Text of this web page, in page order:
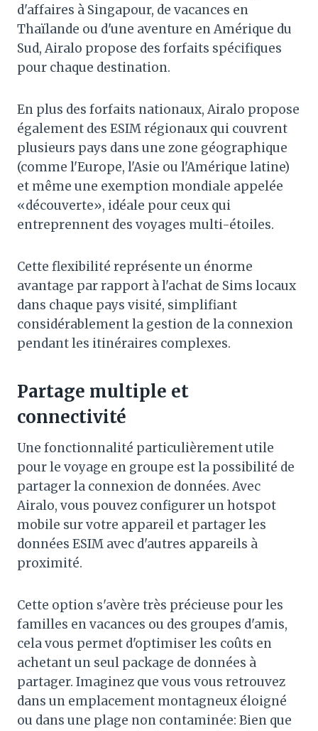
d'affaires à Singapour, de vacances en
Thaïlande ou d'une aventure en Amérique du
Sud, Airalo propose des forfaits spécifiques
pour chaque destination.
En plus des forfaits nationaux, Airalo propose
également des ESIM régionaux qui couvrent
plusieurs pays dans une zone géographique
(comme l'Europe, l'Asie ou l'Amérique latine)
et même une exemption mondiale appelée
«découverte», idéale pour ceux qui
entreprennent des voyages multi-étoiles.
Cette flexibilité représente un énorme
avantage par rapport à l'achat de Sims locaux
dans chaque pays visité, simplifiant
considérablement la gestion de la connexion
pendant les itinéraires complexes.
Partage multiple et
connectivité
Une fonctionnalité particulièrement utile
pour le voyage en groupe est la possibilité de
partager la connexion de données. Avec
Airalo, vous pouvez configurer un hotspot
mobile sur votre appareil et partager les
données ESIM avec d'autres appareils à
proximité.
Cette option s'avère très précieuse pour les
familles en vacances ou des groupes d'amis,
cela vous permet d'optimiser les coûts en
achetant un seul package de données à
partager. Imaginez que vous vous retrouvez
dans un emplacement montagneux éloigné
ou dans une plage non contaminée: Bien que